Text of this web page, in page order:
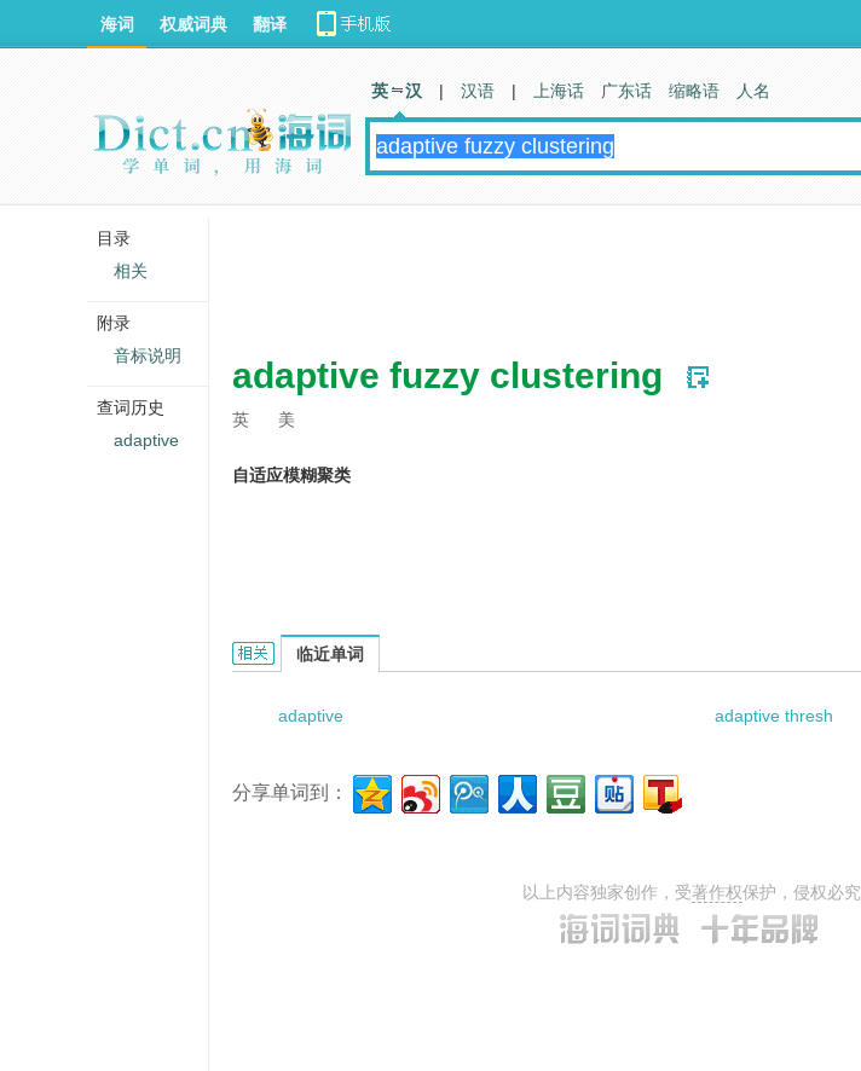
adaptive fuzzy clustering
英 美
自适应模糊聚类
adaptive fuzzy clustering的相关资料：
临近单词
adaptive adaptive thresh
分享单词到：
以上内容独家创作，受著作权保护，侵权必究
海词 权威词典 翻译
英 汉 | 汉语 | 上海话 广东话 缩略语 人名
目录
相关
附录
音标说明
查词历史
adaptive